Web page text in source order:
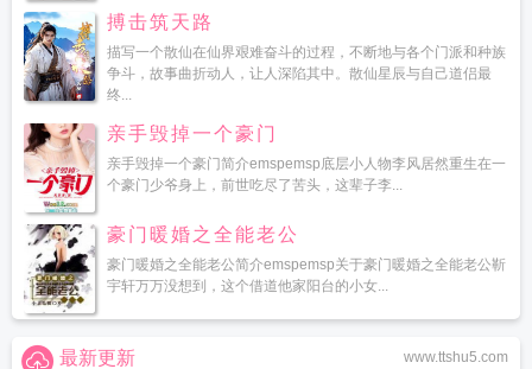
搏击筑天路
描写一个散仙在仙界艰难奋斗的过程，不断地与各个门派和种族
争斗，故事曲折动人，让人深陷其中。散仙星辰与自己道侣最
终...
亲手毁掉一个豪门
亲手毁掉一个豪门简介emspemsp底层小人物李风居然重生在一
个豪门少爷身上，前世吃尽了苦头，这辈子李...
豪门暖婚之全能老公
豪门暖婚之全能老公简介emspemsp关于豪门暖婚之全能老公靳
宇轩万万没想到，这个借道他家阳台的小女...
www.ttshu5.com
最新更新